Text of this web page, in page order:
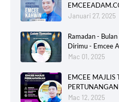
Januari 27, 2025
Ramadan -
Dirimu - Emcee
Mac 01, 2025
EMCEE MAJLIS
PERTUNANGAN
Mac 12, 2025